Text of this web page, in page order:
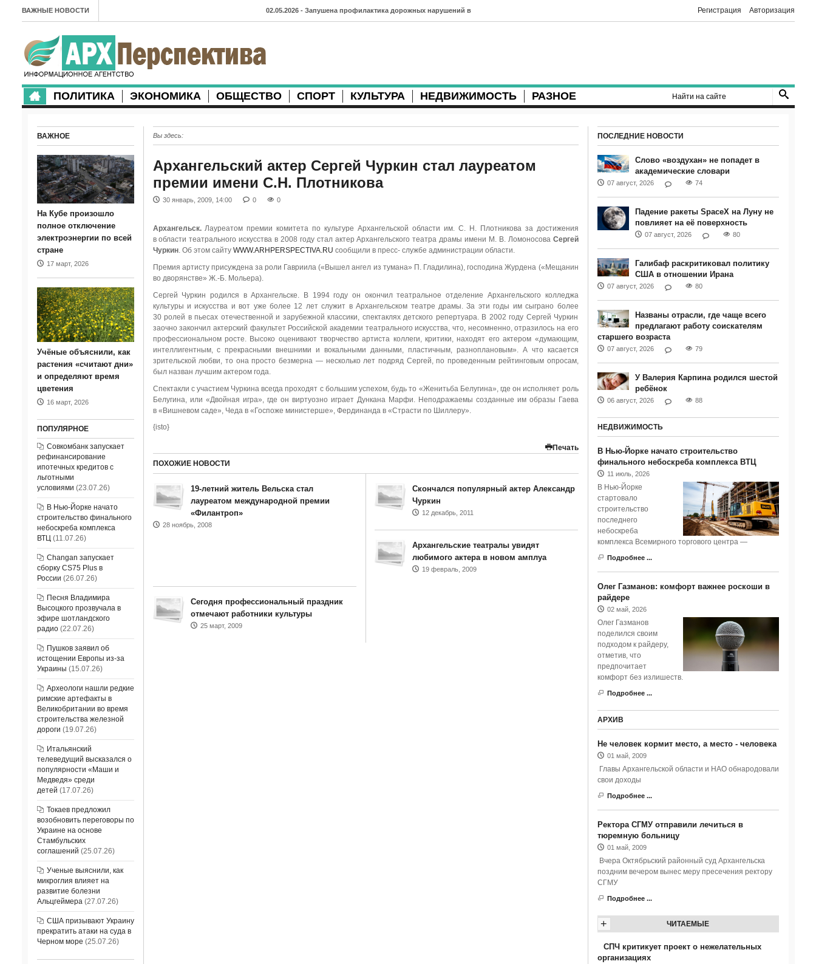
ВАЖНЫЕ НОВОСТИ 02.05.2026 - Запушена профилактика дорожных нарушений в
27.04.2026 - Губернатор Архангельской области контролирует
23.04.2026 - Детский экологический форум усилит
продолжают затруднять движение
21.04.2026 - Выгуливание собак: правила и штрафы в России
20.04.2026 - Итоги хоккейного сезона в Архангельске: яркие
18.04.2026 - Мобильные комплексы фотофиксации Vitronic
появились в Монтгомери
Регистрация Авторизация
ПОЛИТИКА ЭКОНОМИКА ОБЩЕСТВО СПОРТ КУЛЬТУРА НЕДВИЖИМОСТЬ РАЗНОЕ
Вы здесь:
Архангельский актер Сергей Чуркин стал лауреатом
премии имени С.Н. Плотникова
30 январь, 2009, 14:00 0 0
Архангельск.Лауреатом премии комитета по культуре Архангельской области им. С. Н. Плотникова за достижения
в области театрального искусства в 2008 году стал актер Архангельского театра драмы имени М. В. Ломоносова Сергей
Чуркин. Об этом сайту WWW.ARHPERSPECTIVA.RU сообщили в пресс- службе администрации области.
Премия артисту присуждена за роли Гавриила («Вышел ангел из тумана» П. Гладилина), господина Журдена («Мещанин
во дворянстве» Ж.-Б. Мольера).
Сергей Чуркин родился в Архангельске. В 1994 году он окончил театральное отделение Архангельского колледжа
культуры и искусства и вот уже более 12 лет служит в Архангельском театре драмы. За эти годы им сыграно более
30 ролей в пьесах отечественной и зарубежной классики, спектаклях детского репертуара. В 2002 году Сергей Чуркин
заочно закончил актерский факультет Российской академии театрального искусства, что, несомненно, отразилось на его
профессиональном росте. Высоко оценивают творчество артиста коллеги, критики, находят его актером «думающим,
интеллигентным, с прекрасными внешними и вокальными данными, пластичным, разноплановым». А что касается
зрительской любви, то она просто безмерна — несколько лет подряд Сергей, по проведенным рейтинговым опросам,
был назван лучшим актером года.
Спектакли с участием Чуркина всегда проходят с большим успехом, будь то «Женитьба Белугина», где он исполняет роль
Белугина, или «Двойная игра», где он виртуозно играет Дункана Марфи. Неподражаемы созданные им образы Гаева
в «Вишневом саде», Чеда в «Госпоже министерше», Фердинанда в «Страсти по Шиллеру».
{isto}
Печать
ПОХОЖИЕ НОВОСТИ
19-летний житель Вельска стал
лауреатом международной премии
«Филантроп»
28 ноябрь, 2008
Скончался популярный актер Александр
Чуркин
12 декабрь, 2011
Архангельские театралы увидят
любимого актера в новом амплуа
19 февраль, 2009
Сегодня профессиональный праздник
отмечают работники культуры
25 март, 2009
ПОСЛЕДНИЕ НОВОСТИ
Слово «воздухан» не попадет в
академические словари
07 август, 2026 74
Падение ракеты SpaceX на Луну не
повлияет на её поверхность
07 август, 2026 80
Галибаф раскритиковал политику
США в отношении Ирана
07 август, 2026 80
Названы отрасли, где чаще всего
предлагают работу соискателям
старшего возраста
07 август, 2026 79
У Валерия Карпина родился шестой
ребёнок
06 август, 2026 88
НЕДВИЖИМОСТЬ
В Нью-Йорке начато строительство
финального небоскреба комплекса ВТЦ
11 июль, 2026
В Нью-Йорке
стартовало
строительство
последнего
небоскреба
комплекса Всемирного торгового центра —
Подробнее ...
Олег Газманов: комфорт важнее роскоши в
райдере
02 май, 2026
Олег Газманов
поделился своим
подходом к райдеру,
отметив, что
предпочитает
комфорт без излишеств.
Подробнее ...
АРХИВ
Не человек кормит место, а место - человека
01 май, 2009
Главы Архангельской области и НАО обнародовали
свои доходы
Подробнее ...
Ректора СГМУ отправили лечиться в
тюремную больницу
01 май, 2009
Вчера Октябрьский районный суд Архангельска
поздним вечером вынес меру пресечения ректору
СГМУ
Подробнее ...
ЧИТАЕМЫЕ
+
СПЧ критикует проект о нежелательных
организациях
ВАЖНОЕ
На Кубе произошло
полное отключение
электроэнергии по всей
стране
17 март, 2026
Учёные объяснили, как
растения «считают дни»
и определяют время
цветения
16 март, 2026
ПОПУЛЯРНОЕ
Совкомбанк запускает
рефинансирование
ипотечных кредитов с
льготными
условиями (23.07.26)
В Нью-Йорке начато
строительство финального
небоскреба комплекса
ВТЦ(11.07.26)
Changan запускает
сборку CS75 Plus в
России (26.07.26)
Песня Владимира
Высоцкого прозвучала в
эфире шотландского
радио(22.07.26)
Пушков заявил об
истощении Европы из-за
Украины (15.07.26)
Археологи нашли редкие
римские артефакты в
Великобритании во время
строительства железной
дороги (19.07.26)
Итальянский
телеведущий высказался о
популярности «Маши и
Медведя» среди
детей (17.07.26)
Токаев предложил
возобновить переговоры по
Украине на основе
Стамбульских
соглашений (25.07.26)
Ученые выяснили, как
микроглия влияет на
развитие болезни
Альцгеймера(27.07.26)
США призывают Украину
прекратить атаки на суда в
Черном море (25.07.26)